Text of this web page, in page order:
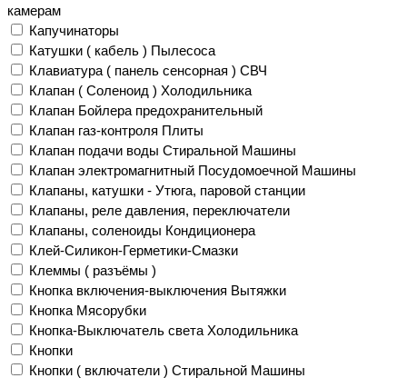
камерам
Капучинаторы
Катушки ( кабель ) Пылесоса
Клавиатура ( панель сенсорная ) СВЧ
Клапан ( Соленоид ) Холодильника
Клапан Бойлера предохранительный
Клапан газ-контроля Плиты
Клапан подачи воды Стиральной Машины
Клапан электромагнитный Посудомоечной Машины
Клапаны, катушки - Утюга, паровой станции
Клапаны, реле давления, переключатели
Клапаны, соленоиды Кондиционера
Клей-Силикон-Герметики-Смазки
Клеммы ( разъёмы )
Кнопка включения-выключения Вытяжки
Кнопка Мясорубки
Кнопка-Выключатель света Холодильника
Кнопки
Кнопки ( включатели ) Стиральной Машины